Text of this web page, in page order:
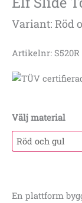
Variant: Röd
Artikelnr: S520R
Välj material
En plattform